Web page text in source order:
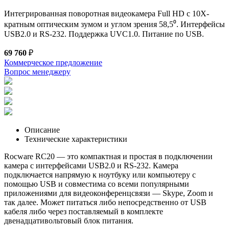
Интегрированная поворотная видеокамера Full HD с 10X-
кратным оптическим зумом и углом зрения 58,5⁰. Интерфейсы
USB2.0 и RS-232. Поддержка UVC1.0. Питание по USB.
69 760 ₽
Коммерческое предложение
Вопрос менеджеру
Описание
Технические характеристики
Rocware RC20 — это компактная и простая в подключении
камера с интерфейсами USB2.0 и RS-232. Камера
подключается напрямую к ноутбуку или компьютеру с
помощью USB и совместима со всеми популярными
приложениями для видеоконференцсвязи — Skype, Zoom и
так далее. Может питаться либо непосредственно от USB
кабеля либо через поставляемый в комплекте
двенадцативольтовый блок питания.